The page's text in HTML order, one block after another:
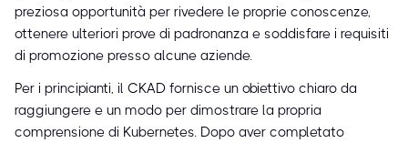
preziosa opportunità per rivedere le proprie conoscenze,
ottenere ulteriori prove di padronanza e soddisfare i requisiti
di promozione presso alcune aziende.
Per i principianti, il CKAD fornisce un obiettivo chiaro da
raggiungere e un modo per dimostrare la propria
comprensione di Kubernetes. Dopo aver completato